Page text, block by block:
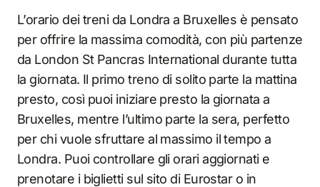
L’orario dei treni da Londra a Bruxelles è pensato
per offrire la massima comodità, con più partenze
da London St Pancras International durante tutta
la giornata. Il primo treno di solito parte la mattina
presto, così puoi iniziare presto la giornata a
Bruxelles, mentre l’ultimo parte la sera, perfetto
per chi vuole sfruttare al massimo il tempo a
Londra. Puoi controllare gli orari aggiornati e
prenotare i biglietti sul sito di Eurostar o in